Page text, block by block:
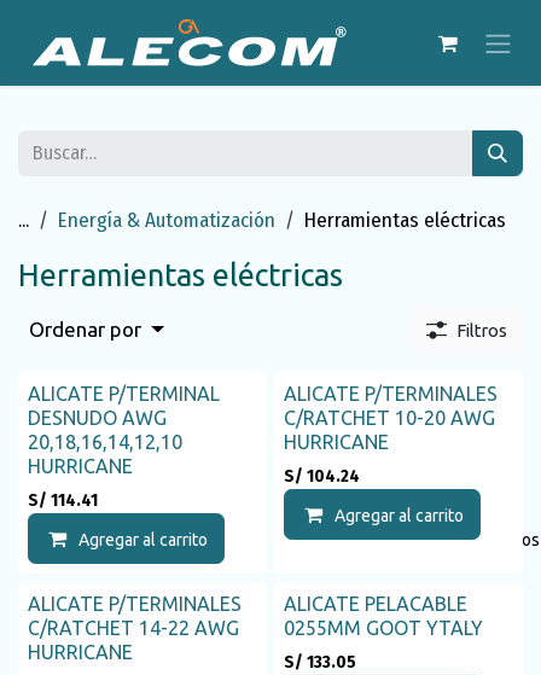
... Energía & Automatización Herramientas eléctricas
Herramientas eléctricas
Ordenar por Filtros
ALICATE P/TERMINAL
DESNUDO AWG
20,18,16,14,12,10
HURRICANE
S/ 114.41
Agregar al carrito Agregar a la lista de deseos
ALICATE P/TERMINALES
C/RATCHET 10-20 AWG
HURRICANE
S/ 104.24
Agregar al carrito
ALICATE P/TERMINALES
C/RATCHET 14-22 AWG
HURRICANE
ALICATE PELACABLE
0255MM GOOT YTALY
S/ 133.05